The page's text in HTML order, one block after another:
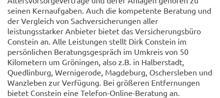
seinen Kernaufgaben. Auch die kompetente Beratung und
der Vergleich von Sachversicherungen aller
leistungsstarker Anbieter bietet das Versicherungsbüro
Constein an. Alle Leistungen stellt Dirk Constein im
persönlichen Beratungsgespräch im Umkreis von 50
Kilometern um Gröningen, also z.B. in Halberstadt,
Quedlinburg, Wernigerode, Magdeburg, Oschersleben und
Wanzleben zur Verfügung. Bei größeren Entfernungen
bietet Constein eine Telefon-Online-Beratung an.